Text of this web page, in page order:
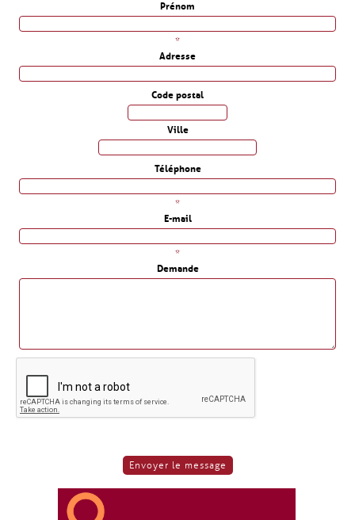
Prénom
*
Adresse
Code postal
Ville
Téléphone
*
E-mail
*
Demande